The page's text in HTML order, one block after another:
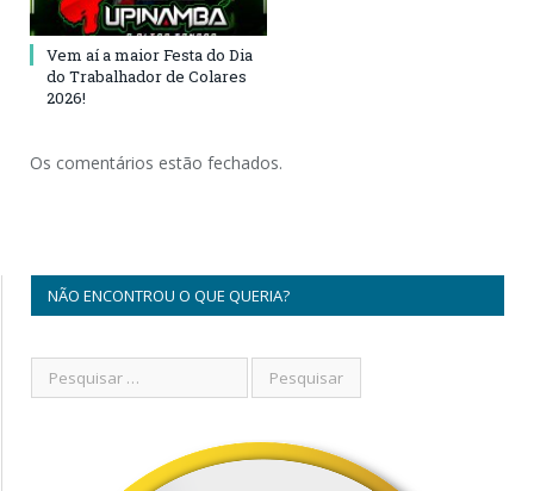
Vem aí a maior Festa do Dia
do Trabalhador de Colares
2026!
Os comentários estão fechados.
NÃO ENCONTROU O QUE QUERIA?